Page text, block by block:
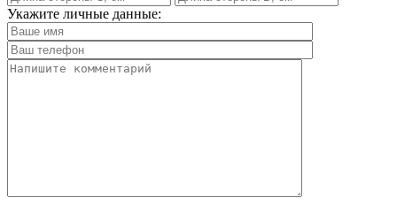
Укажите личные данные: